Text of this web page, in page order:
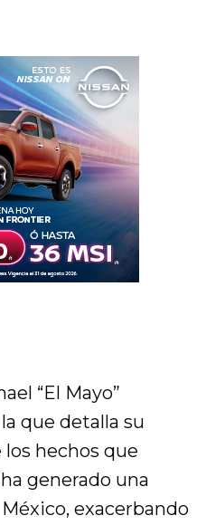
“El Mayo”
que detalla su
hechos que
generado una
exacerbando